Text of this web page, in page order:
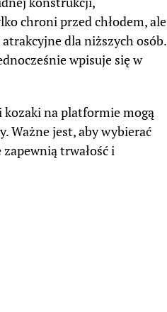
chroni przed chłodem, ale
dla niższych osób.
wpisuje się w
kozaki na platformie mogą
Ważne jest, aby wybierać
trwałość i